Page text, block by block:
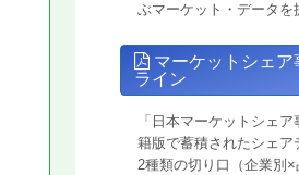
ぶマーケット・データを
マーケットシェア
ライン
「日本マーケットシェ
籍版で蓄積されたシェア
2種類の切り口（企業別×